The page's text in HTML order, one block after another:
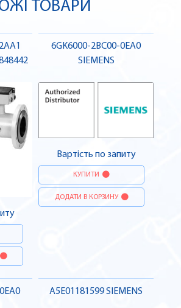
ТОВАРИ
6GK6000-2BC00-0EA0
SIEMENS
Вартість по запиту
КУПИТИ
ДОДАТИ В КОРЗИНУ
A5E01181599 SIEMENS